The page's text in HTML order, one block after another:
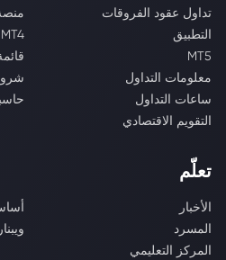
تداول عقود الفروقات
التطبيق
MT4
MT5
معلومات التداول
ساعات التداول
التقويم الاقتصادي
تعلّم
الأخبار
المسرد
المركز التعليمي